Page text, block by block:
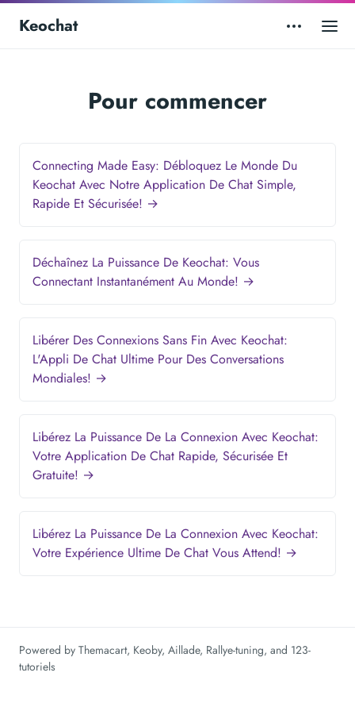
Keochat
Pour commencer
Connecting Made Easy: Débloquez Le Monde Du
Keochat Avec Notre Application De Chat Simple,
Rapide Et Sécurisée! →
Déchaînez La Puissance De Keochat: Vous
Connectant Instantanément Au Monde! →
Libérer Des Connexions Sans Fin Avec Keochat:
L'Appli De Chat Ultime Pour Des Conversations
Mondiales! →
Libérez La Puissance De La Connexion Avec Keochat:
Votre Application De Chat Rapide, Sécurisée Et
Gratuite! →
Libérez La Puissance De La Connexion Avec Keochat:
Votre Expérience Ultime De Chat Vous Attend! →
Powered by Themacart, Keoby, Aillade, Rallye-tuning, and 123-
tutoriels